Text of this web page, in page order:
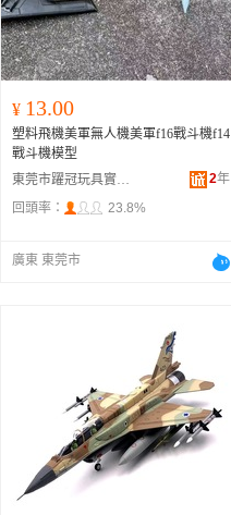
¥ 13.00
塑料飛機美軍無人機美軍f16戰斗機f14
戰斗機模型
東莞市躍冠玩具實業有限公司
2年
回頭率：
23.8%
廣東 東莞市